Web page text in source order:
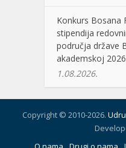
Konkurs Bosana
stipendija
područja države
akademskoj
1.08.2026.
Copyright © 2010-2026.